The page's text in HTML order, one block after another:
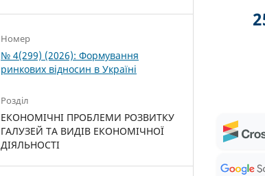
Номер
№ 4(299) (2026): Формування
ринкових відносин в Україні
Розділ
ЕКОНОМІЧНІ ПРОБЛЕМИ РОЗВИТКУ
ГАЛУЗЕЙ ТА ВИДІВ ЕКОНОМІЧНОЇ
ДІЯЛЬНОСТІ